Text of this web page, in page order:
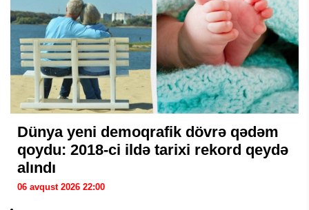
Dünya yeni demoqrafik dövrə qədəm
qoydu: 2018-ci ildə tarixi rekord qeydə
alındı
06 avqust 2026 22:00